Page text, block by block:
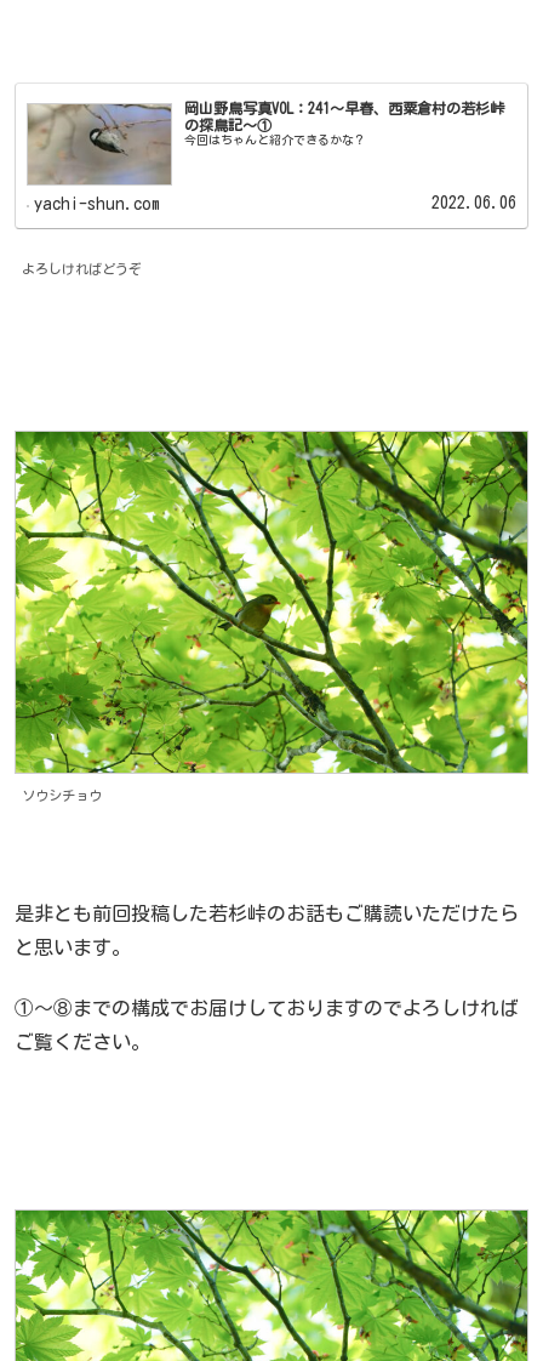
岡山野鳥写真VOL：241～早春、西粟倉村の若杉峠
の探鳥記～①
今回はちゃんと紹介できるかな？
yachi-shun.com 2022.06.06
よろしければどうぞ
ソウシチョウ
是非とも前回投稿した若杉峠のお話もご購読いただけたら
と思います。
①～⑧までの構成でお届けしておりますのでよろしければ
ご覧ください。